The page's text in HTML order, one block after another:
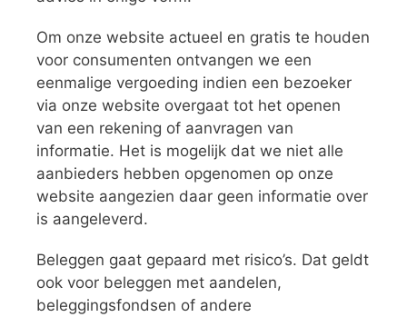
Om onze website actueel en gratis te houden
voor consumenten ontvangen we een
eenmalige vergoeding indien een bezoeker
via onze website overgaat tot het openen
van een rekening of aanvragen van
informatie. Het is mogelijk dat we niet alle
aanbieders hebben opgenomen op onze
website aangezien daar geen informatie over
is aangeleverd.
Beleggen gaat gepaard met risico’s. Dat geldt
ook voor beleggen met aandelen,
beleggingsfondsen of andere